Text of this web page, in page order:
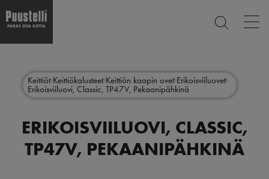
menu
Keittiöt Keittiökalusteet Keittiön kaapin ovet Erikoisviiluovet
Erikoisviiluovi, Classic, TP47V, Pekaanipähkinä
ERIKOISVIILUOVI, CLASSIC,
TP47V, PEKAANIPÄHKINÄ